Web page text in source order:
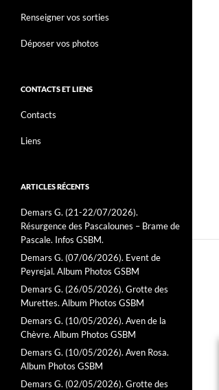
Renseigner vos sorties
Déposer vos photos
CONTACTS ET LIENS
Contacts
Liens
ARTICLES RÉCENTS
Demars G. (21-22/07/2026).
Résurgence des Pascalounes – Brame de
Pascale. Infos GSBM.
Demars G. (07/06/2026). Event de
Peyrejal. Album Photos GSBM
Demars G. (26/05/2026). Grotte des
Murettes. Album Photos GSBM
Demars G. (10/05/2026). Aven de la
Chèvre. Album Photos GSBM
Demars G. (10/05/2026). Aven Rosa.
Album Photos GSBM
Demars G. (02/05/2026). Grotte des